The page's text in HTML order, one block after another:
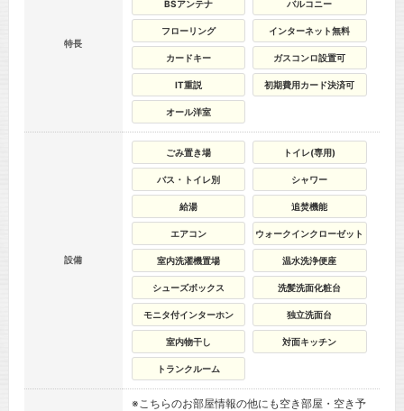
特長
BSアンテナ バルコニー
フローリング インターネット無料
カードキー ガスコンロ設置可
IT重説 初期費用カード決済可
オール洋室
設備
ごみ置き場 トイレ(専用)
バス・トイレ別 シャワー
給湯 追焚機能
エアコン ウォークインクローゼット
室内洗濯機置場 温水洗浄便座
シューズボックス 洗髪洗面化粧台
モニタ付インターホン 独立洗面台
室内物干し 対面キッチン
トランクルーム
※こちらのお部屋情報の他にも空き部屋・空き予